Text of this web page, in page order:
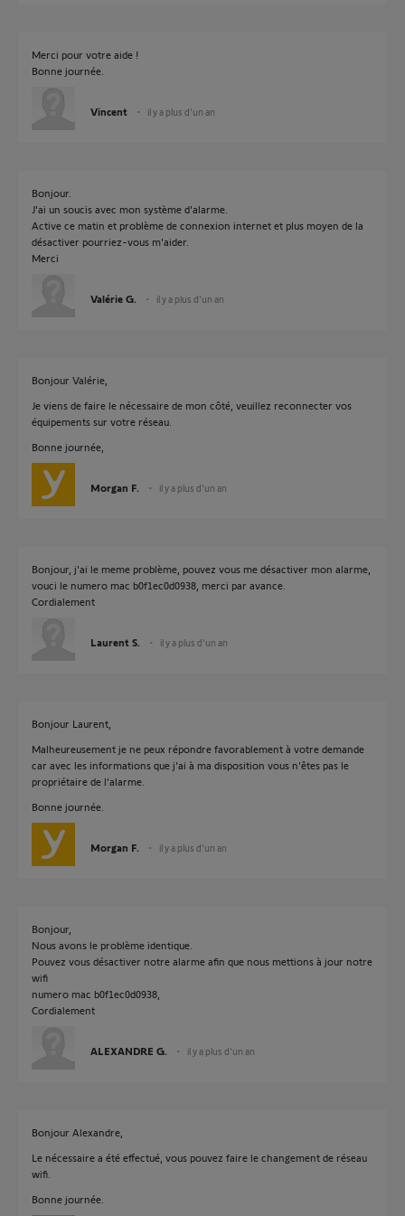
Merci pour votre aide !
Bonne journée.
Vincent il y a plus d'un an
Bonjour.
J'ai un soucis avec mon système d'alarme.
Active ce matin et problème de connexion internet et plus moyen de la
désactiver pourriez-vous m'aider.
Merci
Valérie G. il y a plus d'un an
Bonjour Valérie,
Je viens de faire le nécessaire de mon côté, veuillez reconnecter vos
équipements sur votre réseau.
Bonne journée,
Morgan F. il y a plus d'un an
Bonjour, j'ai le meme problème, pouvez vous me désactiver mon alarme,
vouci le numero mac b0f1ec0d0938, merci par avance.
Cordialement
Laurent S. il y a plus d'un an
Bonjour Laurent,
Malheureusement je ne peux répondre favorablement à votre demande
car avec les informations que j'ai à ma disposition vous n'êtes pas le
propriétaire de l'alarme.
Bonne journée.
Morgan F. il y a plus d'un an
Bonjour,
Nous avons le problème identique.
Pouvez vous désactiver notre alarme afin que nous mettions à jour notre
wifi
numero mac b0f1ec0d0938,
Cordialement
ALEXANDRE G. il y a plus d'un an
Bonjour Alexandre,
Le nécessaire a été effectué, vous pouvez faire le changement de réseau
wifi.
Bonne journée.